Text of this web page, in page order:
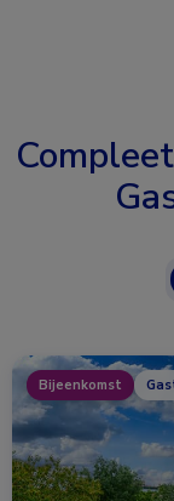
Bijeenkomst